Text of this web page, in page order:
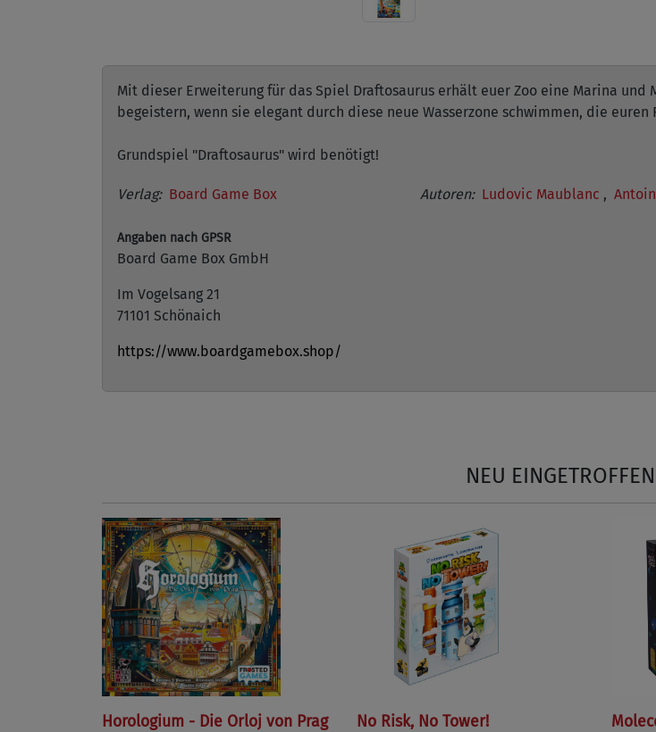
Mit dieser Erweiterung für das Spiel Draftosaurus erhält euer Zoo eine Marina
begeistern, wenn sie elegant durch diese neue Wasserzone schwimmen, die euren
Grundspiel "Draftosaurus" wird benötigt!
Verlag: Board Game Box
Angaben nach GPSR
Board Game Box GmbH
Im Vogelsang 21
71101 Schönaich
https://www.boardgamebox.shop/
Autoren: Ludovic Maublanc ,
NEU
Horologium - Die Orloj von Prag
No Risk, No Tower!